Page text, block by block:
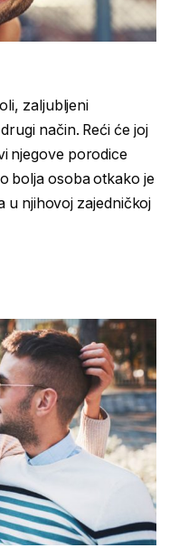
zaljubljeni
način. Reći će joj
njegove porodice
bolja osoba otkako je
u njihovoj zajedničkoj